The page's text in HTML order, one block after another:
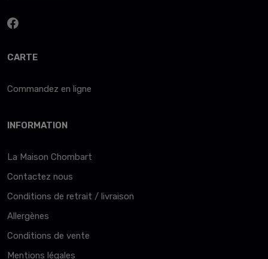
CARTE
Commandez en ligne
INFORMATION
La Maison Chombart
Contactez nous
Conditions de retrait / livraison
Allergènes
Conditions de vente
Mentions légales